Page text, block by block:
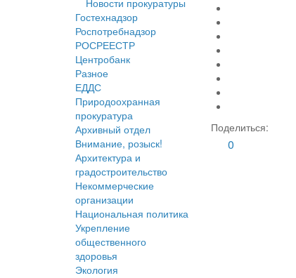
Новости прокуратуры
Гостехнадзор
Роспотребнадзор
РОСРЕЕСТР
Центробанк
Разное
ЕДДС
Природоохранная
прокуратура
Архивный отдел
Внимание, розыск!
Архитектура и
градостроительство
Некоммерческие
организации
Национальная политика
Укрепление
общественного
здоровья
Экология
Поделиться:
0